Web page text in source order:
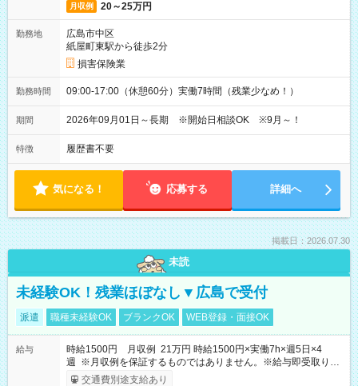
月収例 20～25万円
勤務地
広島市中区
紙屋町東駅から徒歩2分
損害保険業
勤務時間 09:00-17:00（休憩60分）実働7時間（残業少なめ！）
期間 2026年09月01日～長期 ※開始日相談OK ※9月～！
特徴 履歴書不要
気になる！ 応募する 詳細へ
掲載日：2026.07.30
未読
未経験OK！残業ほぼなし▼広島で受付
派遣 職種未経験OK ブランクOK WEB登録・面接OK
給与
時給1500円 月収例 21万円 時給1500円×実働7h×週5日×4
週 ※月収例を保証するものではありません。※給与即受取りサ
ービス利用可（利用条件有）
交通費別途支給あり